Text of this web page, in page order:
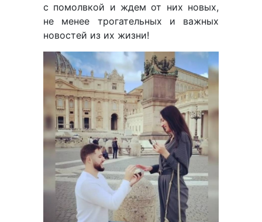
с помолвкой и ждем от них новых,
не менее трогательных и важных
новостей из их жизни!